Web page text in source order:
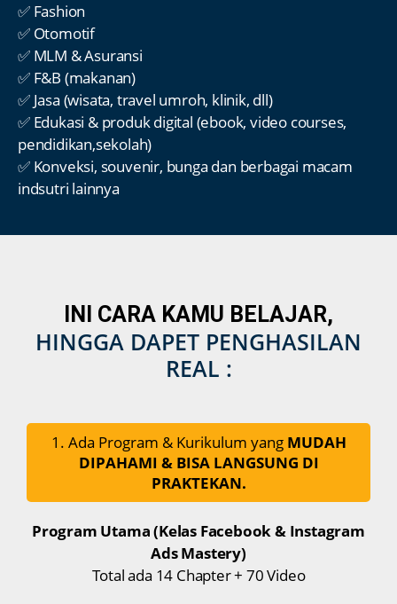
✅ Fashion
✅ Otomotif
✅ MLM & Asuransi
✅ F&B (makanan)
✅ Jasa (wisata, travel umroh, klinik, dll)
✅ Edukasi & produk digital (ebook, video courses,
pendidikan,sekolah)
✅ Konveksi, souvenir, bunga dan berbagai macam
indsutri lainnya
INI CARA KAMU BELAJAR,
HINGGA DAPET PENGHASILAN
REAL :
1. Ada Program & Kurikulum yang MUDAH
DIPAHAMI & BISA LANGSUNG DI
PRAKTEKAN.
Program Utama (Kelas Facebook & Instagram
Ads Mastery)
Total ada 14 Chapter + 70 Video